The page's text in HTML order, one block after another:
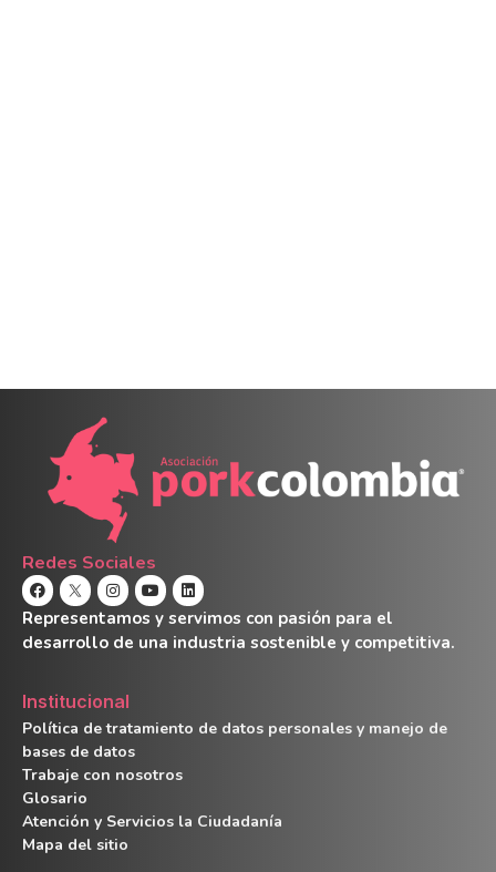
Redes Sociales
Representamos y servimos con pasión para el
desarrollo de una industria sostenible y competitiva.
Institucional
Política de tratamiento de datos personales y manejo de
bases de datos
Trabaje con nosotros
Glosario
Atención y Servicios la Ciudadanía
Mapa del sitio